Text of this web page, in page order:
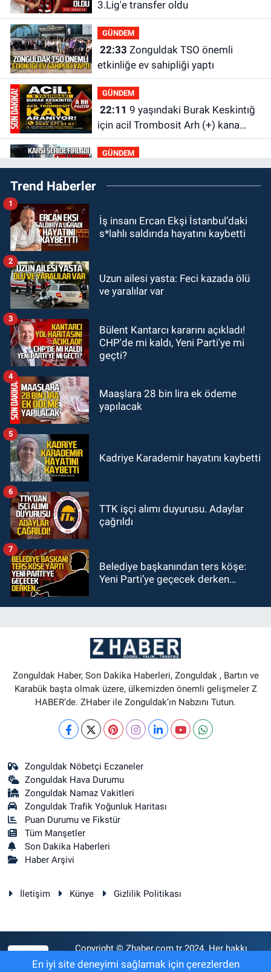
3.Lig'e transfer oldu
GÜNDEM
22:33
etkinliğe ev sahipliği yaptı
GÜNDEM
22:11
için acil Trombosit Arh (+) kana
ihtiyaç var
GÜNDEM
21:50Yoldan çıktı karşı şeride
fırladı: Çok sayıda yaralı var
21:38
21:12Yönetim kulübü önce borç
GÜNDEM
20:56Otomobilin çarptığı yaşlı
adam hayatını kaybetti
Trend Haberler
İş insanı Ercan Ekşi İstanbul’daki
s*lahlı saldırıda hayatını kaybetti
1
Uzun ailesi yasta: Feci kazada ölü
ve yaralılar var
2
Bülent Kantarcı kararını açıkladı!
CHP'de mi kaldı, Yeni Parti'ye mi
geçti?
3
Maaşlara 28 bin lira ek ödeme
yapılacak
4
Kadriye Karademir hayatını kaybetti
5
TTK işçi alımı duyurusu. Adaylar
çağrıldı
6
Belediye başkanından ters köşe:
Yeni Parti’ye geçecek derken…
7
Zonguldak Haber, Son Dakika Haberleri, Zonguldak , Bartın ve
Karabük başta olmak üzere, ülkemizden önemli gelişmeler Z
HABER’de. ZHaber ile Zonguldak’ın Nabzını Tutun.
Zonguldak Nöbetçi Eczaneler
Zonguldak Hava Durumu
Zonguldak Namaz Vakitleri
Zonguldak Trafik Yoğunluk Haritası
Puan Durumu ve Fikstür
Tüm Manşetler
Son Dakika Haberleri
Haber Arşivi
İletişim Künye Gizlilik Politikası
Copyright © Zhaber.com.tr 2024. Her hakkı
saklıdır.
En iyi site deneyimi sağlamak için çerezlerden